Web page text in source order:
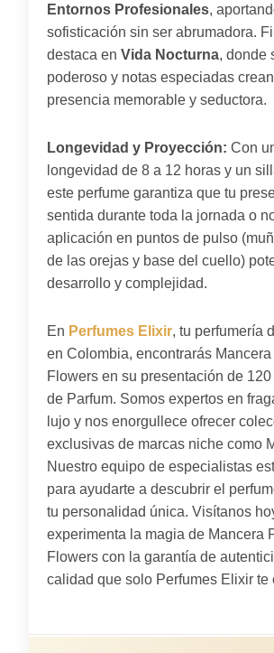
Entornos Profesionales,
sofisticación sin ser abrumadora.
destaca en Vida Nocturna, donde
poderoso y notas especiadas
presencia memorable y seductora.
Longevidad y Proyección: Con
longevidad de 8 a 12 horas y un
este perfume garantiza que tu
sentida durante toda la jornada o
aplicación en puntos de pulso
de las orejas y base del cuello)
desarrollo y complejidad.
En Perfumes Elixir, tu perfumería
en Colombia, encontrarás
Flowers en su presentación de
de Parfum. Somos expertos en
lujo y nos enorgullece ofrecer
exclusivas de marcas niche como
Nuestro equipo de especialistas
para ayudarte a descubrir el
tu personalidad única. Visítanos
experimenta la magia de Mancera
Flowers con la garantía de
calidad que solo Perfumes Elixir te